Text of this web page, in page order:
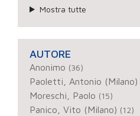
Mostra tutte
AUTORE
Anonimo (36)
Paoletti, Antonio (Milano)
Moreschi, Paolo (15)
Panico, Vito (Milano) (12)